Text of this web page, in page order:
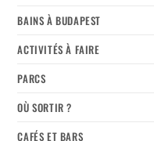
BAINS À BUDAPEST
ACTIVITÉS À FAIRE
PARCS
OÙ SORTIR ?
CAFÉS ET BARS